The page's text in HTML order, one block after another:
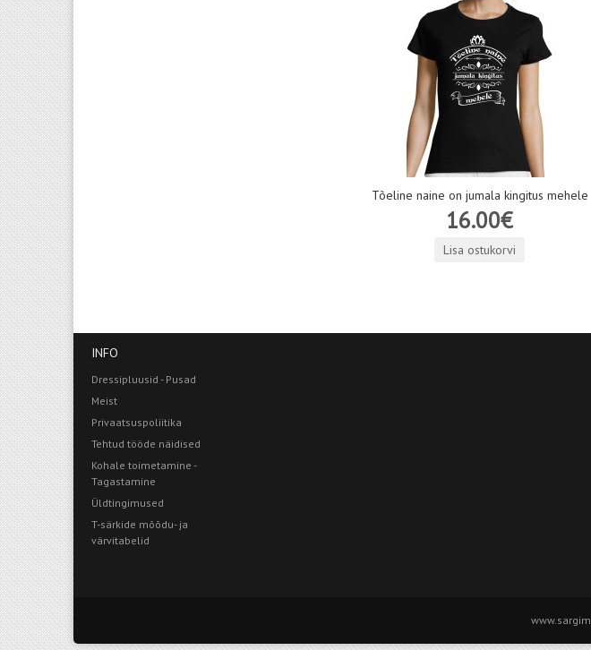
Tõeline naine on jumala kingitus mehele
16.00€
Lisa ostukorvi
INFO
Dressipluusid - Pusad
Meist
Privaatsuspoliitika
Tehtud tööde näidised
Kohale toimetamine -
Tagastamine
Üldtingimused
T-särkide mõõdu- ja
värvitabelid